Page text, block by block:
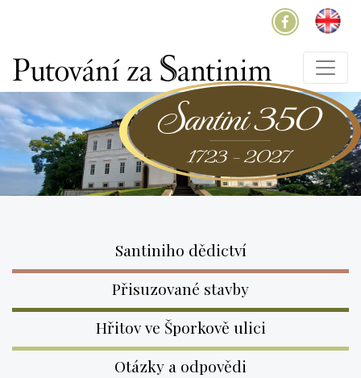
Santiniho dědictví
Přisuzované stavby
Hřitov ve Šporkově ulici
Otázky a odpovědi